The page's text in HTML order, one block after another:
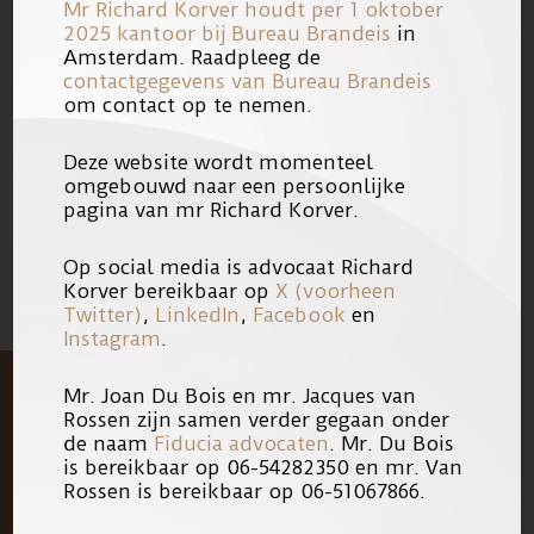
hieronder. De zwartgemaakte delen
betreffen persoonsgegevens die om
redenen van privacy zijn
02/05/2015Link
Mr Richard Korver houdt per 1 oktober
2025 kantoor bij Bureau Brandeis in
Amsterdam. Raadpleeg de
contactgegevens van Bureau Brandeis
om contact op te nemen.
Deze website wordt momenteel
omgebouwd naar een persoonlijke
pagina van mr Richard Korver.
Op social media is advocaat Richard
Korver bereikbaar op X (voorheen
Twitter) , LinkedIn , Facebook en
Instagram .
Mr. Joan Du Bois en mr. Jacques van
Rossen zijn samen verder gegaan onder
de naam Fiducia advocaten . Mr. Du Bois
is bereikbaar op 06-54282350 en mr. Van
Rossen is bereikbaar op 06-51067866.